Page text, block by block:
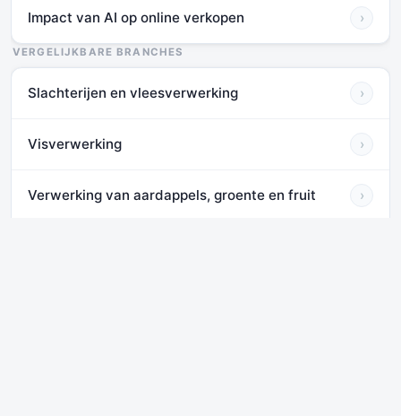
Impact van AI op online verkopen ›
VERGELIJKBARE BRANCHES
Slachterijen en vleesverwerking ›
Visverwerking ›
Verwerking van aardappels, groente en fruit ›